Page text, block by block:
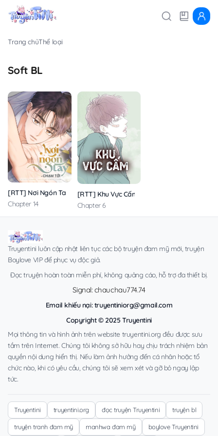
Trang chủThể loại
Soft BL
[RTT] Nơi Ngón Tay Chạm Tới
Chapter 14
[RTT] Khu Vực Cấm
Chapter 6
Truyentini luôn cập nhật liên tục các bộ truyện đam mỹ mới, truyện
Boylove VIP để phục vụ độc giả.
Đọc truyện hoàn toàn miễn phí, không quảng cáo, hỗ trợ đa thiết bị.
Signal: chauchau774.74
Email khiếu nại:truyentiniorg@gmail.com
Copyright © 2025 Truyentini
Mọi thông tin và hình ảnh trên website truyentini.org đều được sưu
tầm trên Internet. Chúng tôi không sở hữu hay chịu trách nhiệm bản
quyền nội dung hiển thị. Nếu làm ảnh hưởng đến cá nhân hoặc tổ
chức nào, khi có yêu cầu, chúng tôi sẽ xem xét và gỡ bỏ ngay lập
tức.
Truyentini truyentini.org đọc truyện Truyentini truyện bl
truyện tranh đam mỹ manhwa đam mỹ boylove Truyentini